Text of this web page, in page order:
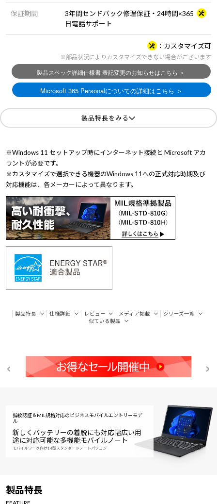
保証期間
3年間センドバック修理保証・24時間×365
日電話サポート
カスタマイズ可
※部品状況によりカスタマイズできない場合がございます
製品特長をみる
※Windows 11 セットアップ時にインターネット接続と Microsoft アカ
ウントが必要です。
※カスタマイズで選択できる機器のWindows 11への正式対応時期及び
対応機能は、各メーカーによって異なります。
製品特長 仕様詳細 レビュー メディア掲載
シリーズ一覧
似ている製品
指紋認証＆MIL規格対応のビジネスモバイルエントリーモデ
ル
新しくバッテリーの着脱にも対応幅広い用
途に対応可能な多機能モバイルノート
モバイルワーク向け14型スタンダードノートパソコン
製品特長